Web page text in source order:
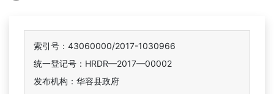
索引号：43060000/2017-1030966
统一登记号：HRDR—2017—00002
发布机构：华容县政府